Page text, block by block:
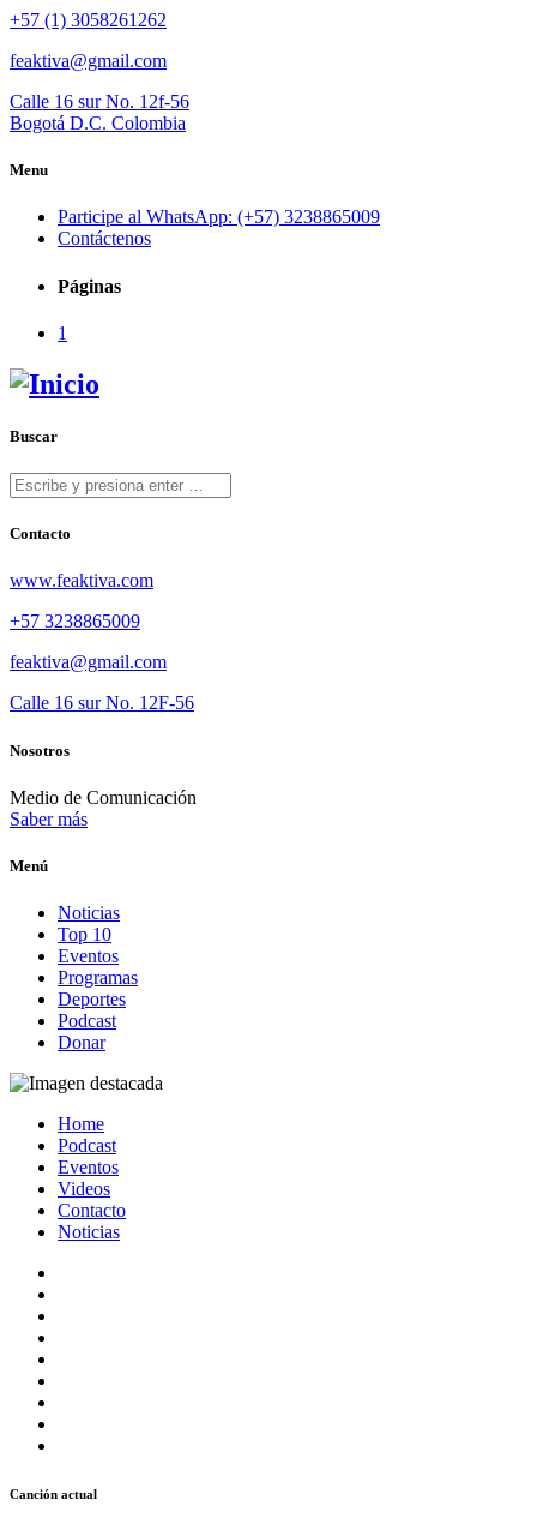
+57 (1) 3058261262
feaktiva@gmail.com
Calle 16 sur No. 12f-56
Bogotá D.C. Colombia
Menu
Participe al WhatsApp: (+57) 3238865009
Contáctenos
Páginas
1
Buscar
Contacto
www.feaktiva.com
+57 3238865009
feaktiva@gmail.com
Calle 16 sur No. 12F-56
Nosotros
Medio de Comunicación
Saber más
Menú
Noticias
Top 10
Eventos
Programas
Deportes
Podcast
Donar
Home
Podcast
Eventos
Videos
Contacto
Noticias
Canción actual